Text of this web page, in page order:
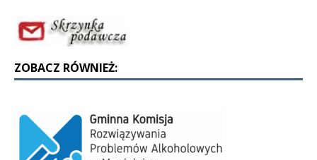
ZOBACZ RÓWNIEŻ: